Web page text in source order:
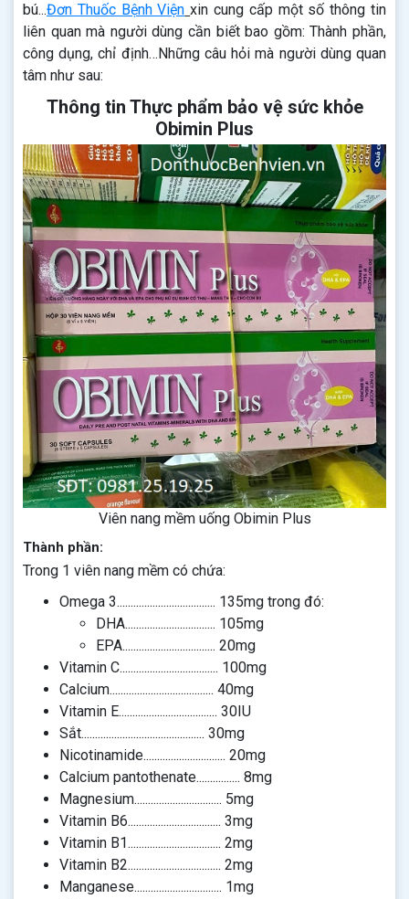
bú...Đơn Thuốc Bệnh Viện xin cung cấp một số thông tin
liên quan mà người dùng cần biết bao gồm: Thành phần,
công dụng, chỉ định…Những câu hỏi mà người dùng quan
tâm như sau:
Thông tin Thực phẩm bảo vệ sức khỏe
Obimin Plus
Viên nang mềm uống Obimin Plus
Thành phần:
Trong 1 viên nang mềm có chứa:
Omega 3.................................... 135mg trong đó:
DHA................................. 105mg
EPA.................................. 20mg
Vitamin C.................................... 100mg
Calcium...................................... 40mg
Vitamin E.................................... 30IU
Sắt............................................. 30mg
Nicotinamide.............................. 20mg
Calcium pantothenate................ 8mg
Magnesium................................ 5mg
Vitamin B6.................................. 3mg
Vitamin B1.................................. 2mg
Vitamin B2.................................. 2mg
Manganese................................ 1mg